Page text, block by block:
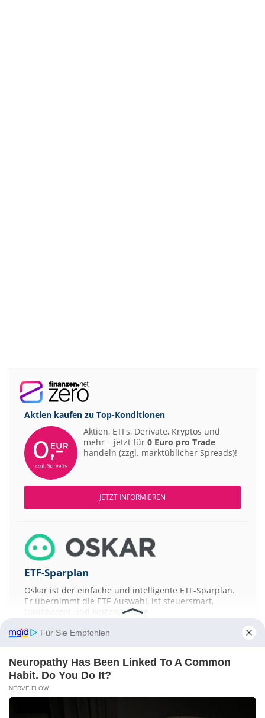
Aktien kaufen zu Top-Konditionen
Aktien, ETFs, Derivate, Kryptos und
mehr – jetzt für 0 Euro pro Trade
handeln (zzgl. marktüblicher Spreads)!
JETZT INFORMIEREN
ETF-Sparplan
Oskar ist der einfache und intelligente ETF-Sparplan.
Er übernimmt die ETF-Auswahl, ist steuersmart,
transparent und kostengünstig.
JETZT MEHR ERFAHREN
Für Sie Empfohlen
Neuropathy Has Been Linked To A Common
Habit. Do You Do It?
NERVE FLOW